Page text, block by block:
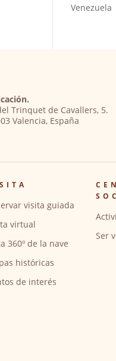
Venezuela
Trinquet de Cavallers, 5.
Valencia, España
visita guiada
virtual
360º de la nave
históricas
de interés
Ser